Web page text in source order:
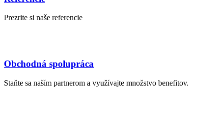
Prezrite si naše referencie
Obchodná spolupráca
Staňte sa naším partnerom a využívajte množstvo benefitov.